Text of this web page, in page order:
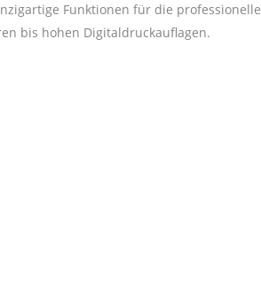
Funktionen für die professionelle
bis hohen Digitaldruckauflagen.